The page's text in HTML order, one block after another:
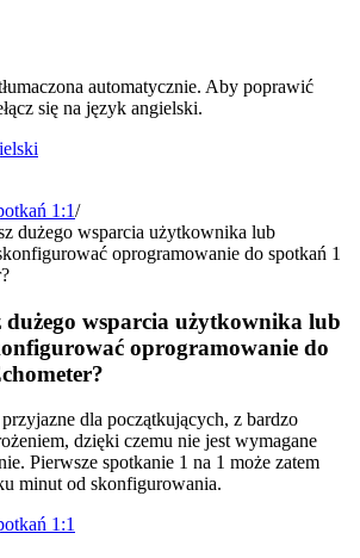
automatycznie. Aby poprawić
się na język angielski.
1:1/
dużego wsparcia użytkownika lub
oprogramowanie do spotkań 1
dużego wsparcia użytkownika lub
oprogramowanie do
dla początkujących, z bardzo
dzięki czemu nie jest wymagane
Pierwsze spotkanie 1 na 1 może zatem
minut od skonfigurowania.
1:1